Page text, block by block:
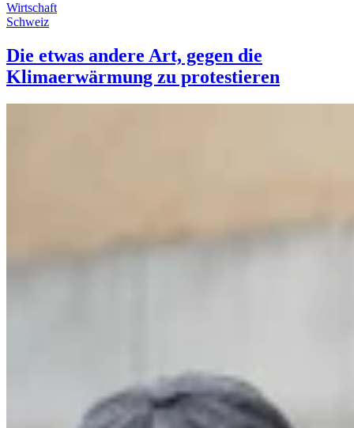
Wirtschaft
Schweiz
Die etwas andere Art, gegen die
Klimaerwärmung zu protestieren